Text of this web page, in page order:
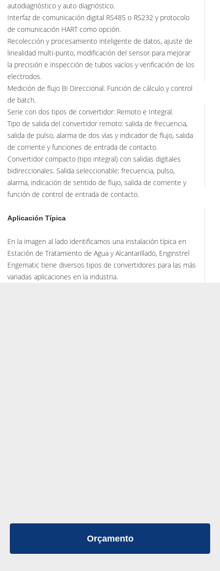
autodiagnóstico y auto diagnóstico.
Interfaz de comunicación digital RS485 o RS232 y protocolo
de comunicación HART como opción.
Recolección y procesamiento inteligente de datos, ajuste de
linealidad multi-punto, modificación del sensor para mejorar
la precisión e inspección de tubos vacíos y verificación de los
electrodos.
Medición de flujo Bi Direccional. Función de cálculo y control
de batch.
Serie con dos tipos de convertidor: Remoto e Integral.
Tipo de salida del convertidor remoto: salida de frecuencia,
salida de pulso, alarma de dos vías y indicador de flujo, salida
de corriente y funciones de entrada de contacto.
Convertidor compacto (tipo integral) con salidas digitales
bidireccionales. Salida seleccionable: frecuencia, pulso,
alarma, indicación de sentido de flujo, salida de corriente y
función de control de entrada de contacto.
Aplicación Típica
En la imagen al lado identificamos una instalación típica en
Estación de Tratamiento de Agua y Alcantarillado, Enginstrel
Engematic tiene diversos tipos de convertidores para las más
variadas aplicaciones en la industria.
Orçamento